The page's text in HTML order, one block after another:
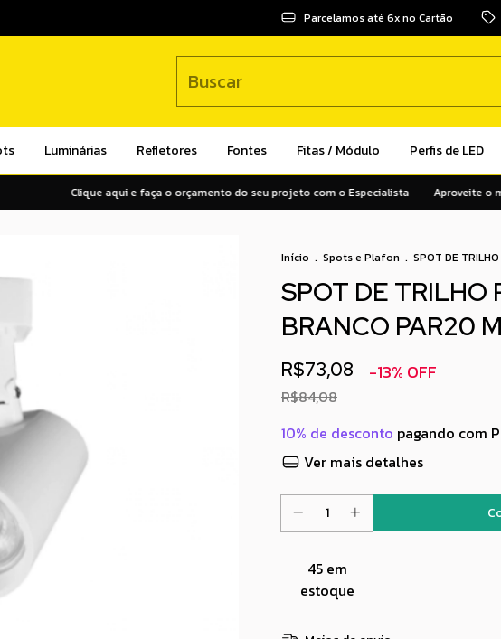
Parcelamos até 6x no Cartão
Luminárias Refletores Fontes Fitas / Módulo Perfis de LED
Clique aqui e faça o orçamento do seu projeto com o Especialista Aproveite o melhor
Início . Spots e Plafon . SPOT DE
SPOT DE TRILHO
BRANCO PAR20
R$73,08 -13% OFF
R$84,08
10% de desconto pagando com
Ver mais detalhes
45em
estoque